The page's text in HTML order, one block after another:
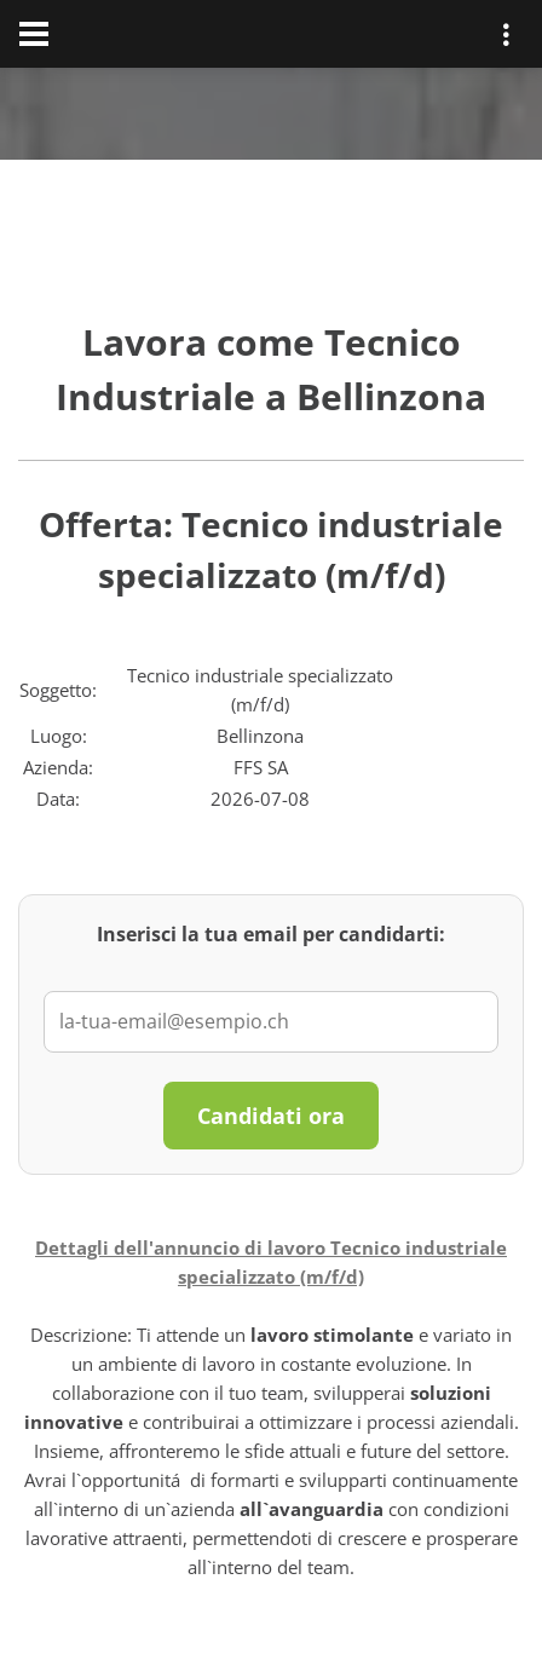
Lavora come Tecnico
Industriale a Bellinzona
Offerta: Tecnico industriale
specializzato (m/f/d)
Soggetto:
Tecnico industriale specializzato
(m/f/d)
Luogo:
Bellinzona
Azienda:
FFS SA
Data:
2026-07-08
Inserisci la tua email per candidarti:
Candidati ora
Dettagli dell'annuncio di lavoro Tecnico industriale
specializzato (m/f/d)
Descrizione: Ti attende un lavoro stimolante e variato in
un ambiente di lavoro in costante evoluzione. In
collaborazione con il tuo team, svilupperai soluzioni
innovativee contribuirai a ottimizzare i processi aziendali.
Insieme, affronteremo le sfide attuali e future del settore.
Avrai l`opportunitá di formarti e svilupparti continuamente
all`interno di un`azienda all`avanguardia con condizioni
lavorative attraenti, permettendoti di crescere e prosperare
all`interno del team.